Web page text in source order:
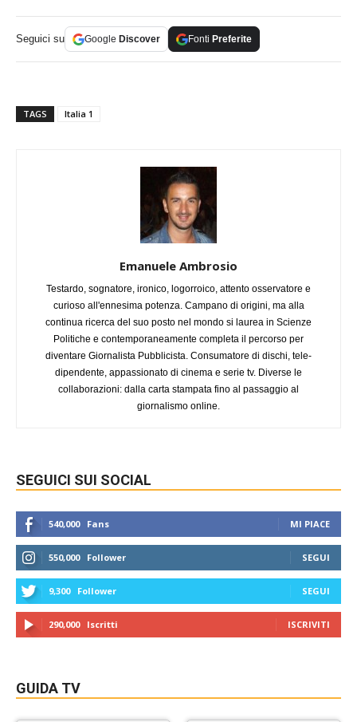
Seguici su Google Discover Fonti Preferite
TAGS Italia 1
Emanuele Ambrosio
Testardo, sognatore, ironico, logorroico, attento osservatore e
curioso all'ennesima potenza. Campano di origini, ma alla
continua ricerca del suo posto nel mondo si laurea in Scienze
Politiche e contemporaneamente completa il percorso per
diventare Giornalista Pubblicista. Consumatore di dischi, tele-
dipendente, appassionato di cinema e serie tv. Diverse le
collaborazioni: dalla carta stampata fino al passaggio al
giornalismo online.
SEGUICI SUI SOCIAL
540,000 Fans MI PIACE
550,000 Follower SEGUI
9,300 Follower SEGUI
290,000 Iscritti ISCRIVITI
GUIDA TV